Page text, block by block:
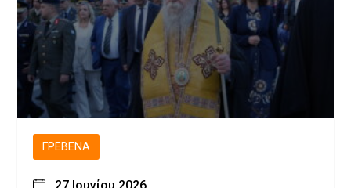
ΓΡΕΒΕΝΆ
27 Ιουνίου 2026